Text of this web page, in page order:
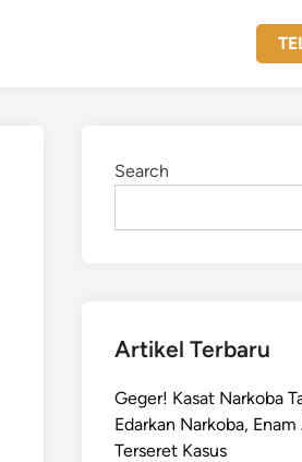
Search
Artikel Terbaru
Geger! Kasat Narkoba
Edarkan Narkoba,
Terseret Kasus